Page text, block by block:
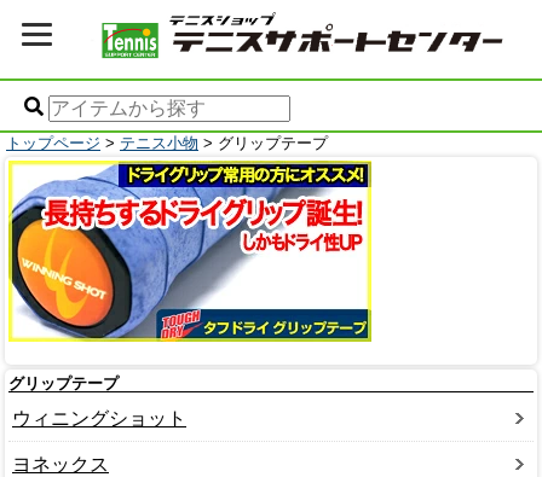
トップページ > テニス小物 > グリップテープ
グリップテープ
ウィニングショット
ヨネックス